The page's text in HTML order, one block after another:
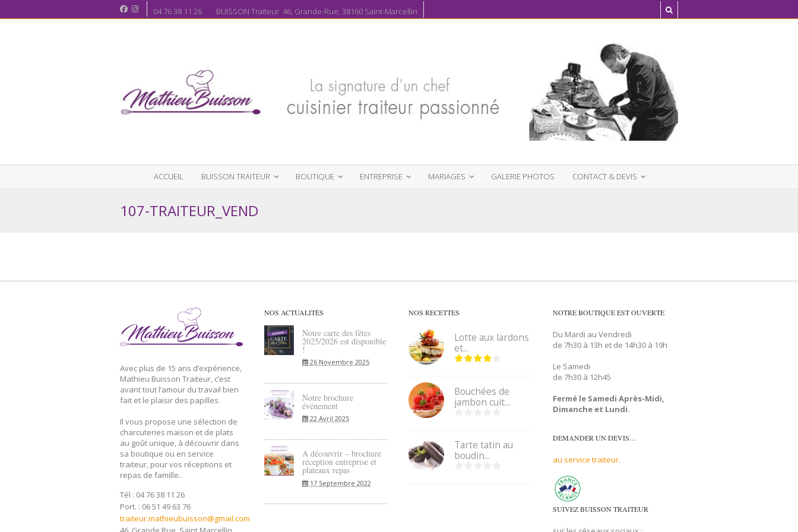
04 76 38 11 26 BUISSON Traiteur 46, Grande-Rue, 38160 Saint-Marcellin
ACCUEIL BUISSON TRAITEUR BOUTIQUE ENTREPRISE MARIAGES GALERIE PHOTOS CONTACT & DEVIS
107-TRAITEUR_VEND
Avec plus de 15 ans d’expérience,
Mathieu Buisson Traiteur, c’est
avant tout l’amour du travail bien
fait et le plaisir des papilles.
Il vous propose une sélection de
charcuteries maison et de plats
au goût unique, à découvrir dans
sa boutique ou en service
traiteur, pour vos réceptions et
repas de famille..
Tél : 04 76 38 11 26
Port. : 06 51 49 63 76
traiteur.mathieubuisson@gmail.com
NOS ACTUALITÉS
Notre carte des fêtes
2025/2026 est disponible
!
26 Novembre 2025
Notre brochure
événement
22 Avril 2025
A découvrir – brochure
réception entreprise et
plateaux repas
17 Septembre 2022
NOS RECETTES
Lotte aux lardons
et...
Bouchées de
jambon cuit...
Tarte tatin au
boudin...
NOTRE BOUTIQUE EST OUVERTE
Du Mardi au Vendredi
de 7h30 à 13h et de 14h30 à 19h
Le Samedi
de 7h30 à 12h45
Fermé le Samedi Après-Midi,
Dimanche et Lundi.
DEMANDER UN DEVIS…
au service traiteur.
SUIVEZ BUISSON TRAITEUR